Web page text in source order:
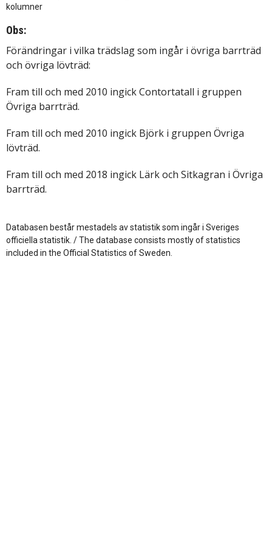
kolumner
Obs:
Förändringar i vilka trädslag som ingår i övriga barrträd
och övriga lövträd:
Fram till och med 2010 ingick Contortatall i gruppen
Övriga barrträd.
Fram till och med 2010 ingick Björk i gruppen Övriga
lövträd.
Fram till och med 2018 ingick Lärk och Sitkagran i Övriga
barrträd.
Databasen består mestadels av statistik som ingår i Sveriges
officiella statistik. / The database consists mostly of statistics
included in the Official Statistics of Sweden.